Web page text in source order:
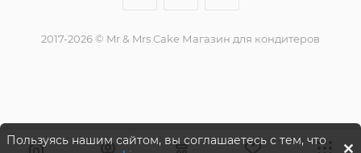
2017-2026 © Mr & Mrs Cake Магазин для кондитеров
Пользуясь нашим сайтом, вы соглашаетесь с тем, что